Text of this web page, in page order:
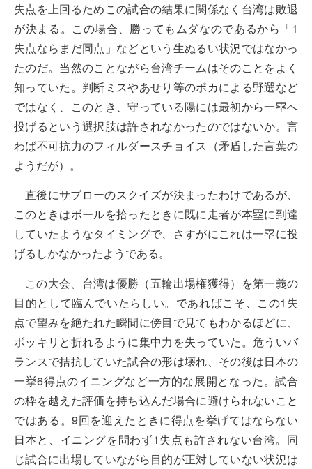
失点を上回るためこの試合の結果に関係なく台湾は敗退
が決まる。この場合、勝ってもムダなのであるから「1
失点ならまだ同点」などという生ぬるい状況ではなかっ
たのだ。当然のことながら台湾チームはそのことをよく
知っていた。判断ミスやあせり等のポカによる野選など
ではなく、このとき、守っている陽には最初から一塁へ
投げるという選択肢は許されなかったのではないか。言
わば不可抗力のフィルダースチョイス（矛盾した言葉の
ようだが）。
直後にサブローのスクイズが決まったわけであるが、
このときはボールを拾ったときに既に走者が本塁に到達
していたようなタイミングで、さすがにこれは一塁に投
げるしかなかったようである。
この大会、台湾は優勝（五輪出場権獲得）を第一義の
目的として臨んでいたらしい。であればこそ、この1失
点で望みを絶たれた瞬間に傍目で見てもわかるほどに、
ボッキリと折れるように集中力を失っていた。危ういバ
ランスで拮抗していた試合の形は壊れ、その後は日本の
一挙6得点のイニングなど一方的な展開となった。試合
の枠を越えた評価を持ち込んだ場合に避けられないこと
ではある。9回を迎えたときに得点を挙げてはならない
日本と、イニングを問わず1失点も許されない台湾。同
じ試合に出場していながら目的が正対していない状況は